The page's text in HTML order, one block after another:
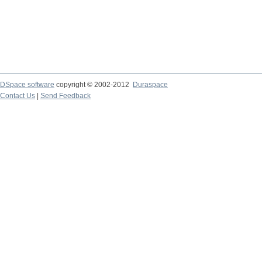
DSpace software copyright © 2002-2012
Duraspace
Contact Us
Send Feedback